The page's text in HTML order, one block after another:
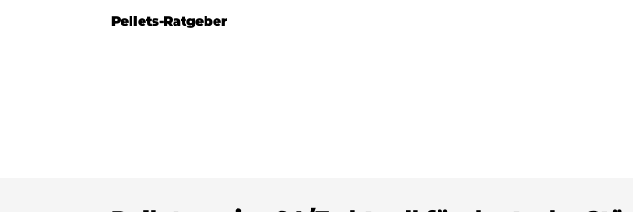
Pellets-Ratgeber